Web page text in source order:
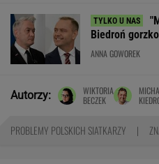
Biedroń
ANNA GOWOREK
Autorzy:
WIKTORIA
BECZEK
PROBLEMY POLSKICH SIATKARZY